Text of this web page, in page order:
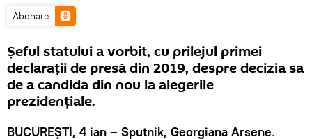
Abonare
Şeful statului a vorbit, cu prilejul primei
declaraţii de presă din 2019, despre decizia sa
de a candida din nou la alegerile
prezidenţiale.
BUCUREŞTI, 4 ian – Sputnik, Georgiana Arsene.